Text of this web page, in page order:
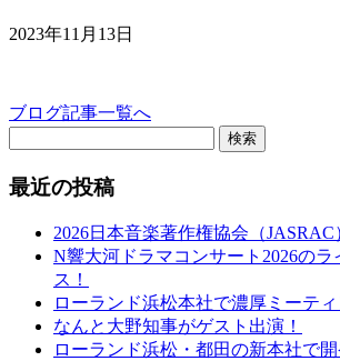
2023年11月13日
ブログ記事一覧へ
検索
最近の投稿
2026日本音楽著作権協会（
N響大河ドラマコンサート2026のラ
ス！
ローランド浜松本社で濃厚ミーテ
なんと大野知事がゲスト出演！
ローランド浜松・都田の新本社で開